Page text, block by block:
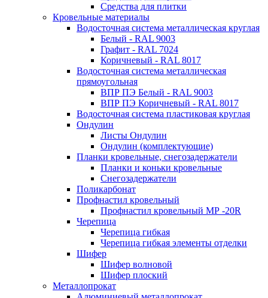
Средства для плитки
Кровельные материалы
Водосточная система металлическая круглая
Белый - RAL 9003
Графит - RAL 7024
Коричневый - RAL 8017
Водосточная система металлическая
прямоугольная
ВПР ПЭ Белый - RAL 9003
ВПР ПЭ Коричневый - RAL 8017
Водосточная система пластиковая круглая
Ондулин
Листы Ондулин
Ондулин (комплектующие)
Планки кровельные, снегозадержатели
Планки и коньки кровельные
Снегозадержатели
Поликарбонат
Профнастил кровельный
Профнастил кровельный МР -20R
Черепица
Черепица гибкая
Черепица гибкая элементы отделки
Шифер
Шифер волновой
Шифер плоский
Металлопрокат